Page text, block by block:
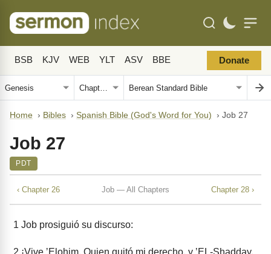
BSB KJV WEB YLT ASV BBE Donate
Home › Bibles › Spanish Bible (God's Word for You) › Job 27
Job 27
PDT
‹ Chapter 26 Job — All Chapters Chapter 28 ›
1 Job prosiguió su discurso:
2 ¡Vive ʼElohim, Quien quitó mi derecho, y ʼEL-Shadday,